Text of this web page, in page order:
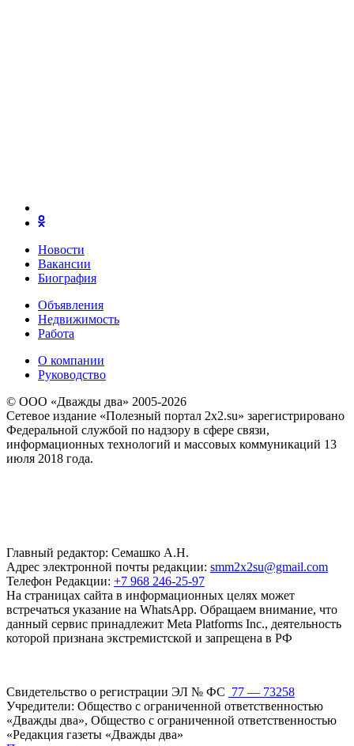
Новости
Вакансии
Биография
Объявления
Недвижимость
Работа
О компании
Руководство
© ООО «Дважды два» 2005-2026
Сетевое издание «Полезный портал 2x2.su» зарегистрировано
Федеральной службой по надзору в сфере связи,
информационных технологий и массовых коммуникаций 13
июля 2018 года.
Главный редактор: Семашко А.Н.
Адрес электронной почты редакции: smm2x2su@gmail.com
Телефон Редакции: +7 968 246-25-97
На страницах сайта в информационных целях может
встречаться указание на WhatsApp. Обращаем внимание, что
данный сервис принадлежит Meta Platforms Inc., деятельность
которой признана экстремистской и запрещена в РФ
Свидетельство о регистрации ЭЛ № ФС 77 — 73258
Учредители: Общество с ограниченной ответственностью
«Дважды два», Общество с ограниченной ответственностью
«Редакция газеты «Дважды два»